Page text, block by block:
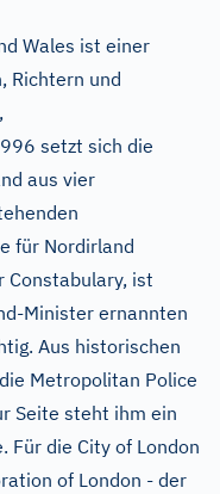
Wales ist einer
Richtern und
setzt sich die
aus vier
für Nordirland
Constabulary, ist
Minister ernannten
Aus historischen
Metropolitan Police
Seite steht ihm ein
Für die City of London
of London - der